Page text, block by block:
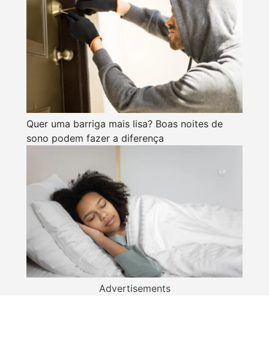
Quer uma barriga mais lisa? Boas noites de
sono podem fazer a diferença
Advertisements